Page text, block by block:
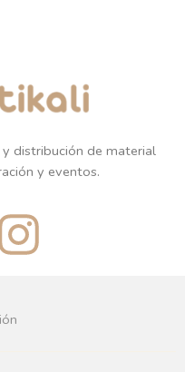
distribución de material
y eventos.
I
n